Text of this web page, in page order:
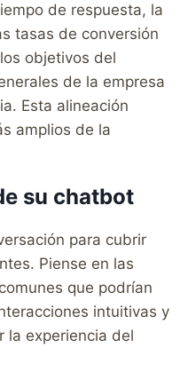
de respuesta, la
tasas de conversión
objetivos del
de la empresa
Esta alineación
amplios de la
su chatbot
para cubrir
Piense en las
que podrían
intuitivas y
la experiencia del